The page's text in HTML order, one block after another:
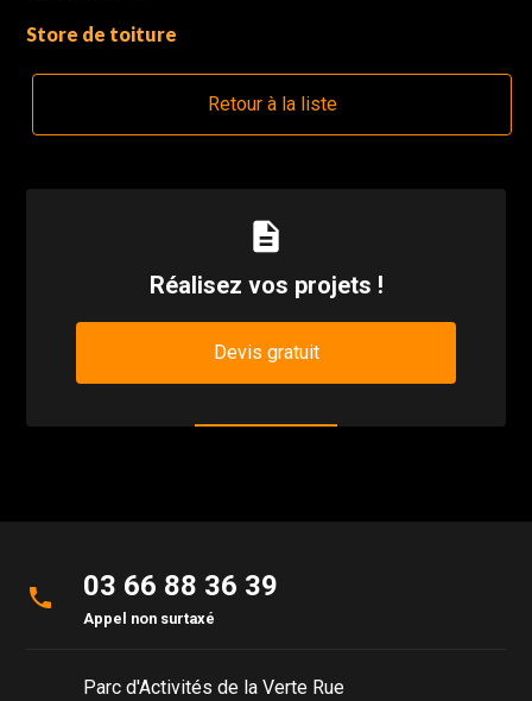
Store de toiture
Retour à la liste
description
Réalisez vos projets !
Devis gratuit
phone 03 66 88 36 39
Appel non surtaxé
Parc d'Activités de la Verte Rue